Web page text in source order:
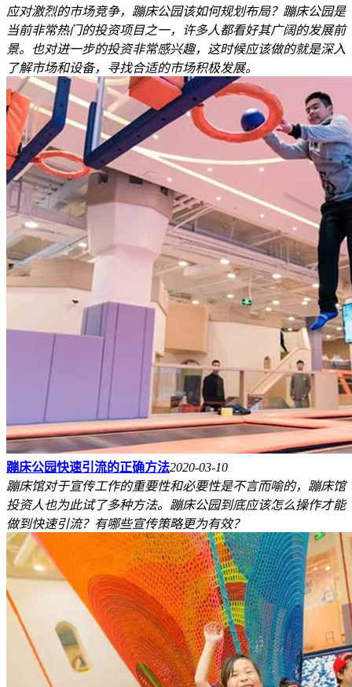
应对激烈的市场竞争，蹦床公园该如何规划布局？蹦床公园是
当前非常热门的投资项目之一，许多人都看好其广阔的发展前
景。也对进一步的投资非常感兴趣，这时候应该做的就是深入
了解市场和设备，寻找合适的市场积极发展。
蹦床公园快速引流的正确方法2020-03-10
蹦床馆对于宣传工作的重要性和必要性是不言而喻的，蹦床馆
投资人也为此试了多种方法。蹦床公园到底应该怎么操作才能
做到快速引流？有哪些宣传策略更为有效？